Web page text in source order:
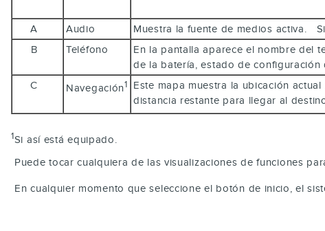
A Audio
Muestra la fuente de medios activa.
B
Teléfono
En la pantalla aparece el nombre del
de la batería, estado de configuración
C
Navegación1
Este mapa muestra la ubicación
distancia restante para llegar al
1Si así está equipado.
Puede tocar cualquiera de las visualizaciones de funciones
En cualquier momento que seleccione el botón de inicio, el